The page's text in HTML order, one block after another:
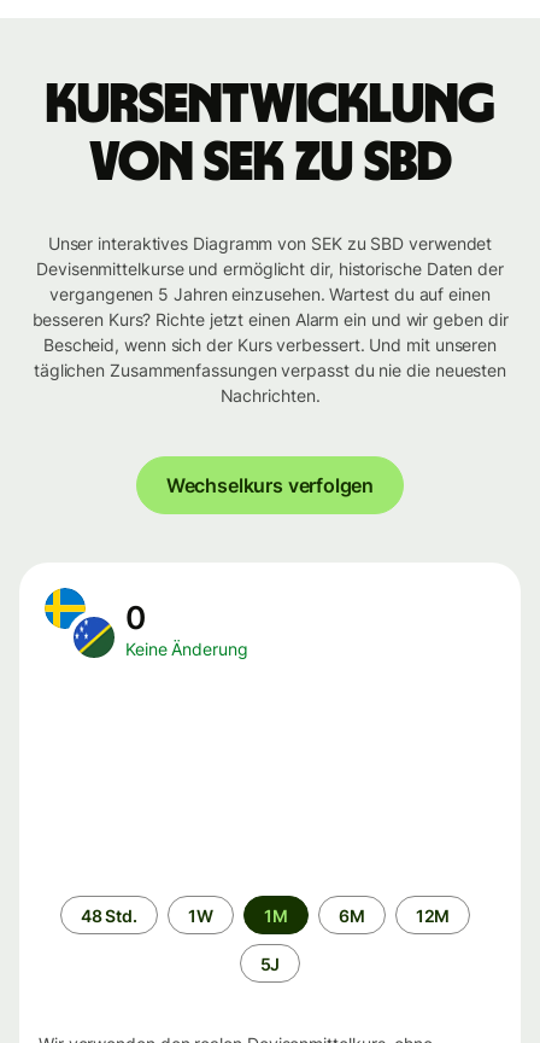
Kursentwicklung
von SEK zu SBD
Unser interaktives Diagramm von SEK zu SBD verwendet
Devisenmittelkurse und ermöglicht dir, historische Daten der
vergangenen 5 Jahren einzusehen. Wartest du auf einen
besseren Kurs? Richte jetzt einen Alarm ein und wir geben dir
Bescheid, wenn sich der Kurs verbessert. Und mit unseren
täglichen Zusammenfassungen verpasst du nie die neuesten
Nachrichten.
Wechselkurs verfolgen
0
Keine Änderung
Zeitraum
48 Std. 1W 1M 6M 12M
5J